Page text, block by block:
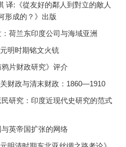
译:《從友好的鄰人到對立的敵人
形成的？》出版
荷兰东印度公司与海域亚洲
明时期铭文火铳
鸦片财政研究》评介
财政与清末财政：1860—1910
研究：印度近现代史研究的范式
英帝国扩张的网络